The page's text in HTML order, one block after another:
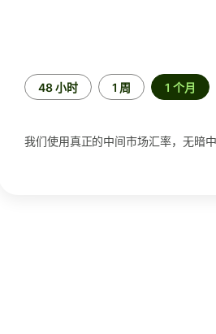
时
间
48 小时 1 周 1 个月
我们使用真正的中间市场汇率，无暗